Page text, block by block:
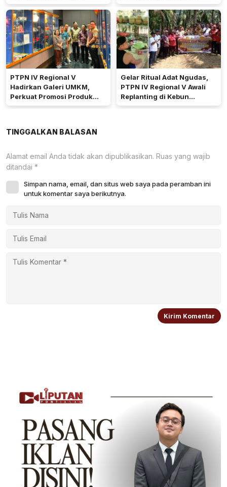
Pengerukan Diprioritaskan
Pemkab Kubu Raya Siapkan
Akses Jalan
PTPN IV Regional V
Hadirkan Galeri UMKM,
Perkuat Promosi Produk
Mitra Binaan Melalui Inovasi
Gelar Ritual Adat Ngudas,
PTPN IV Regional V Awali
Replanting di Kebun
Kembayan
TINGGALKAN BALASAN
Alamat email Anda tidak akan dipublikasikan. Ruas yang wajib
ditandai *
Simpan nama, email, dan situs web saya pada peramban ini
untuk komentar saya berikutnya.